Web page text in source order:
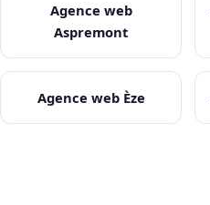
Agence web
Aspremont
Agence web Èze